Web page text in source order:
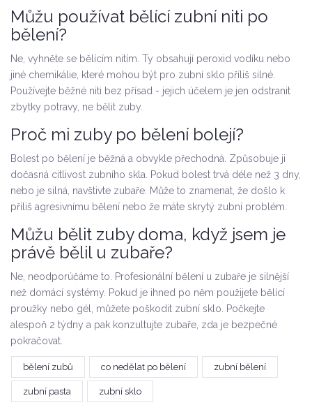
Můžu používat bělící zubní niti po
bělení?
Ne, vyhněte se bělícím nitím. Ty obsahují peroxid vodíku nebo
jiné chemikálie, které mohou být pro zubní sklo příliš silné.
Používejte běžné niti bez přísad - jejich účelem je jen odstranit
zbytky potravy, ne bělit zuby.
Proč mi zuby po bělení bolejí?
Bolest po bělení je běžná a obvykle přechodná. Způsobuje ji
dočasná citlivost zubního skla. Pokud bolest trvá déle než 3 dny,
nebo je silná, navštivte zubaře. Může to znamenat, že došlo k
příliš agresivnímu bělení nebo že máte skrytý zubní problém.
Můžu bělit zuby doma, když jsem je
právě bělil u zubaře?
Ne, neodporúčáme to. Profesionální bělení u zubaře je silnější
než domácí systémy. Pokud je ihned po něm použijete bělící
proužky nebo gél, můžete poškodit zubní sklo. Počkejte
alespoň 2 týdny a pak konzultujte zubaře, zda je bezpečné
pokračovat.
bělení zubů co nedělat po bělení zubní bělení
zubní pasta zubní sklo